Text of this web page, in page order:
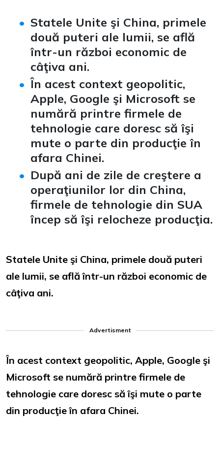
Statele Unite şi China, primele
două puteri ale lumii, se află
într-un război economic de
câţiva ani.
În acest context geopolitic,
Apple, Google şi Microsoft se
numără printre firmele de
tehnologie care doresc să îşi
mute o parte din producţie în
afara Chinei.
După ani de zile de creştere a
operaţiunilor lor din China,
firmele de tehnologie din SUA
încep să îşi relocheze producţia.
Statele Unite şi China, primele două puteri
ale lumii, se află într-un război economic de
câţiva ani.
Advertisment
În acest context geopolitic, Apple, Google şi
Microsoft se numără printre firmele de
tehnologie care doresc să îşi mute o parte
din producţie în afara Chinei.